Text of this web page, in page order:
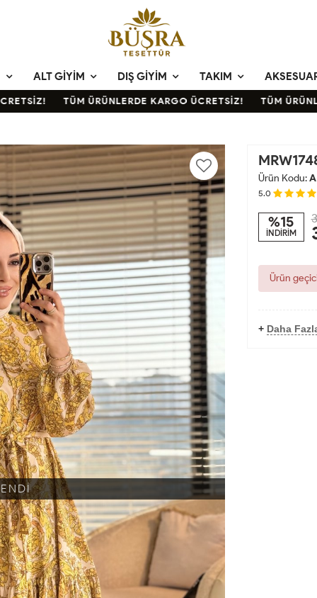
ALT GIYIM DIŞ GIYIM TAKIM
TÜM ÜRÜNLERDE KARGO ÜCRETSİZ! TÜM
Ürün Kodu:
5.0
%15
İNDİRİM
Ürün
+ Daha